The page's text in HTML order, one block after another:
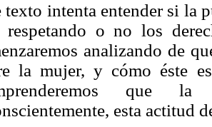
texto intenta entender si la
respetando o no los
analizando de
la mujer, y cómo éste
que
esta actitud